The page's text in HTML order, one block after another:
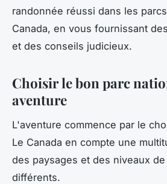
randonnée réussi dans les
Canada, en vous fournissant
et des conseils judicieux.
Choisir le bon parc
aventure
L'aventure commence par le
Le Canada en compte une
des paysages et des niveaux
différents.